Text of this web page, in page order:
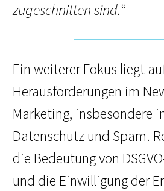
zugeschnitten sind.“
Ein weiterer Fokus liegt
Herausforderungen im
Marketing, insbesondere
Datenschutz und Spam.
die Bedeutung von
und die Einwilligung der